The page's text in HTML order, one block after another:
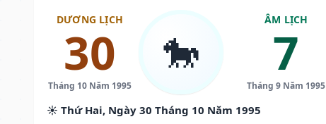
DƯƠNG LỊCH
30
Tháng 10 Năm 1995
🐎
ÂM LỊCH
7
Tháng 9 Năm 1995
☀️ Thứ Hai, Ngày 30 Tháng 10 Năm 1995